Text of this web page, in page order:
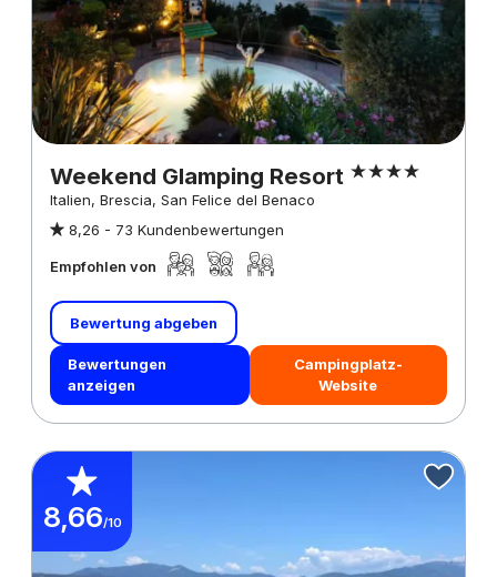
Weekend Glamping Resort
Italien, Brescia, San Felice del Benaco
8,26 - 73 Kundenbewertungen
Empfohlen von
Bewertung abgeben
Bewertungen
anzeigen
Campingplatz-
Website
8,66/10